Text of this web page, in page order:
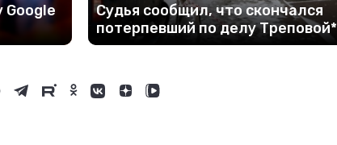
Судья сообщил, что скончался
потерпевший по делу Треповой*